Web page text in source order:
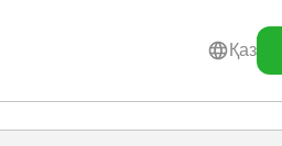
Қаз